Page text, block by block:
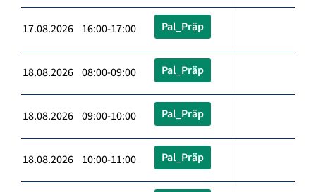
17.08.2026 16:00-17:00 Pal_Präp
18.08.2026 08:00-09:00 Pal_Präp
18.08.2026 09:00-10:00 Pal_Präp
18.08.2026 10:00-11:00 Pal_Präp